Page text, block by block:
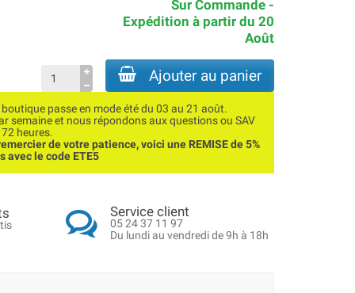
Sur Commande -
Expédition à partir du 20
Août
Ajouter au panier
boutique passe en mode été du 03 au 21 août.
semaine et nous répondons aux questions ou SAV
heures.
de votre patience, voici une REMISE de 5%
avec le code ETE5
Service client
05 24 37 11 97
Du lundi au vendredi de 9h à 18h